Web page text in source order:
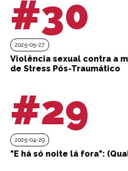
#30
2025-05-27
Violência sexual contra a
de Stress Pós-Traumático
#29
2025-04-29
"E há só noite lá fora":